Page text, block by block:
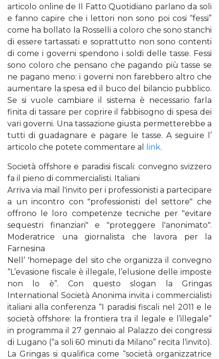
articolo online de Il Fatto Quotidiano parlano da soli
e fanno capire che i lettori non sono poi cosi “fessi”
come ha bollato la Rosselli a coloro che sono stanchi
di essere tartassati e soprattutto non sono contenti
di come i governi spendono i soldi delle tasse. Fessi
sono coloro che pensano che pagando più tasse se
ne pagano meno: i governi non farebbero altro che
aumentare la spesa ed il buco del bilancio pubblico.
Se si vuole cambiare il sistema è necessario farla
finita di tassare per coprire il fabbisogno di spesa dei
vari governi. Una tassazione giusta permetterebbe a
tutti di guadagnare e pagare le tasse. A seguire l’
articolo che potete commentare al
link.
Società offshore e paradisi fiscali: convegno svizzero
fa il pieno di commercialisti. Italiani
Arriva via mail l'invito per i professionisti a partecipare
a un incontro con "professionisti del settore" che
offrono le loro competenze tecniche per "evitare
sequestri finanziari" e "proteggere l'anonimato".
Moderatrice una giornalista che lavora per la
Farnesina
Nell’ 'homepage del sito che organizza il convegno
“L’evasione fiscale è illegale, l’elusione delle imposte
non lo è”. Con questo slogan la Gringas
International Società Anonima invita i commercialisti
italiani alla conferenza “I paradisi fiscali nel 2011 e le
società offshore: la frontiera tra il legale e l’illegale”
in programma il 27 gennaio al Palazzo dei congressi
di Lugano (“a soli 60 minuti da Milano” recita l’invito).
La Gringas si qualifica come “società organizzatrice